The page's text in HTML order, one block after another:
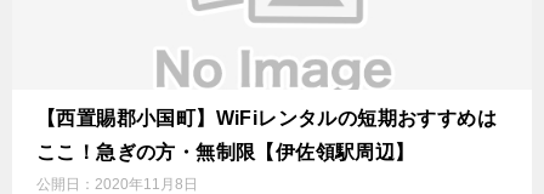
【西置賜郡小国町】WiFiレンタルの短期おすすめは
ここ！急ぎの方・無制限【伊佐領駅周辺】
公開日： 2020年11月8日